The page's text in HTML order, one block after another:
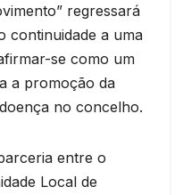
regressará
continuidade a uma
se como um
a promoção da
no concelho.
entre o
Local de